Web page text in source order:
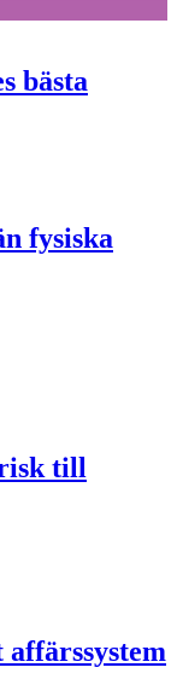
bästa
fysiska
till